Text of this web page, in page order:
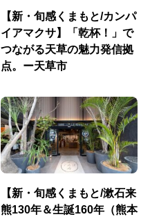
【新・旬感くまもと/カンパ
イアマクサ】「乾杯！」で
つながる天草の魅力発信拠
点。ー天草市
【新・旬感くまもと/漱石来
熊130年＆生誕160年（熊本